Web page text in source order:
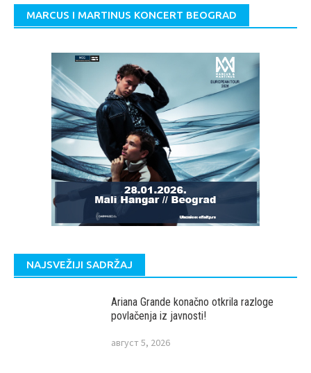
MARCUS I MARTINUS KONCERT BEOGRAD
NAJSVEŽIJI SADRŽAJ
Ariana Grande konačno otkrila razloge
povlačenja iz javnosti!
август 5, 2026